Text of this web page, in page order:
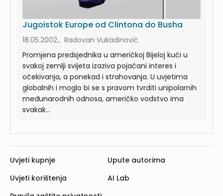
Jugoistok Europe od Clintona do Busha
18.05.2002., Radovan Vukadinović
Promjena predsjednika u američkoj Bijeloj kući u
svakoj zemlji svijeta izaziva pojačani interes i
očekivanja, a ponekad i strahovanja. U uvjetima
globalnih i moglo bi se s pravom tvrditi unipolarnih
međunarodnih odnosa, američko vodstvo ima
svakak...
Uvjeti kupnje
Uvjeti korištenja
Upute autorima
AI Lab